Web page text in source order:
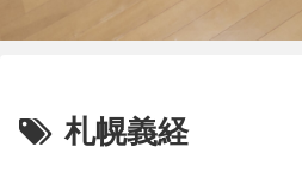
札幌義経